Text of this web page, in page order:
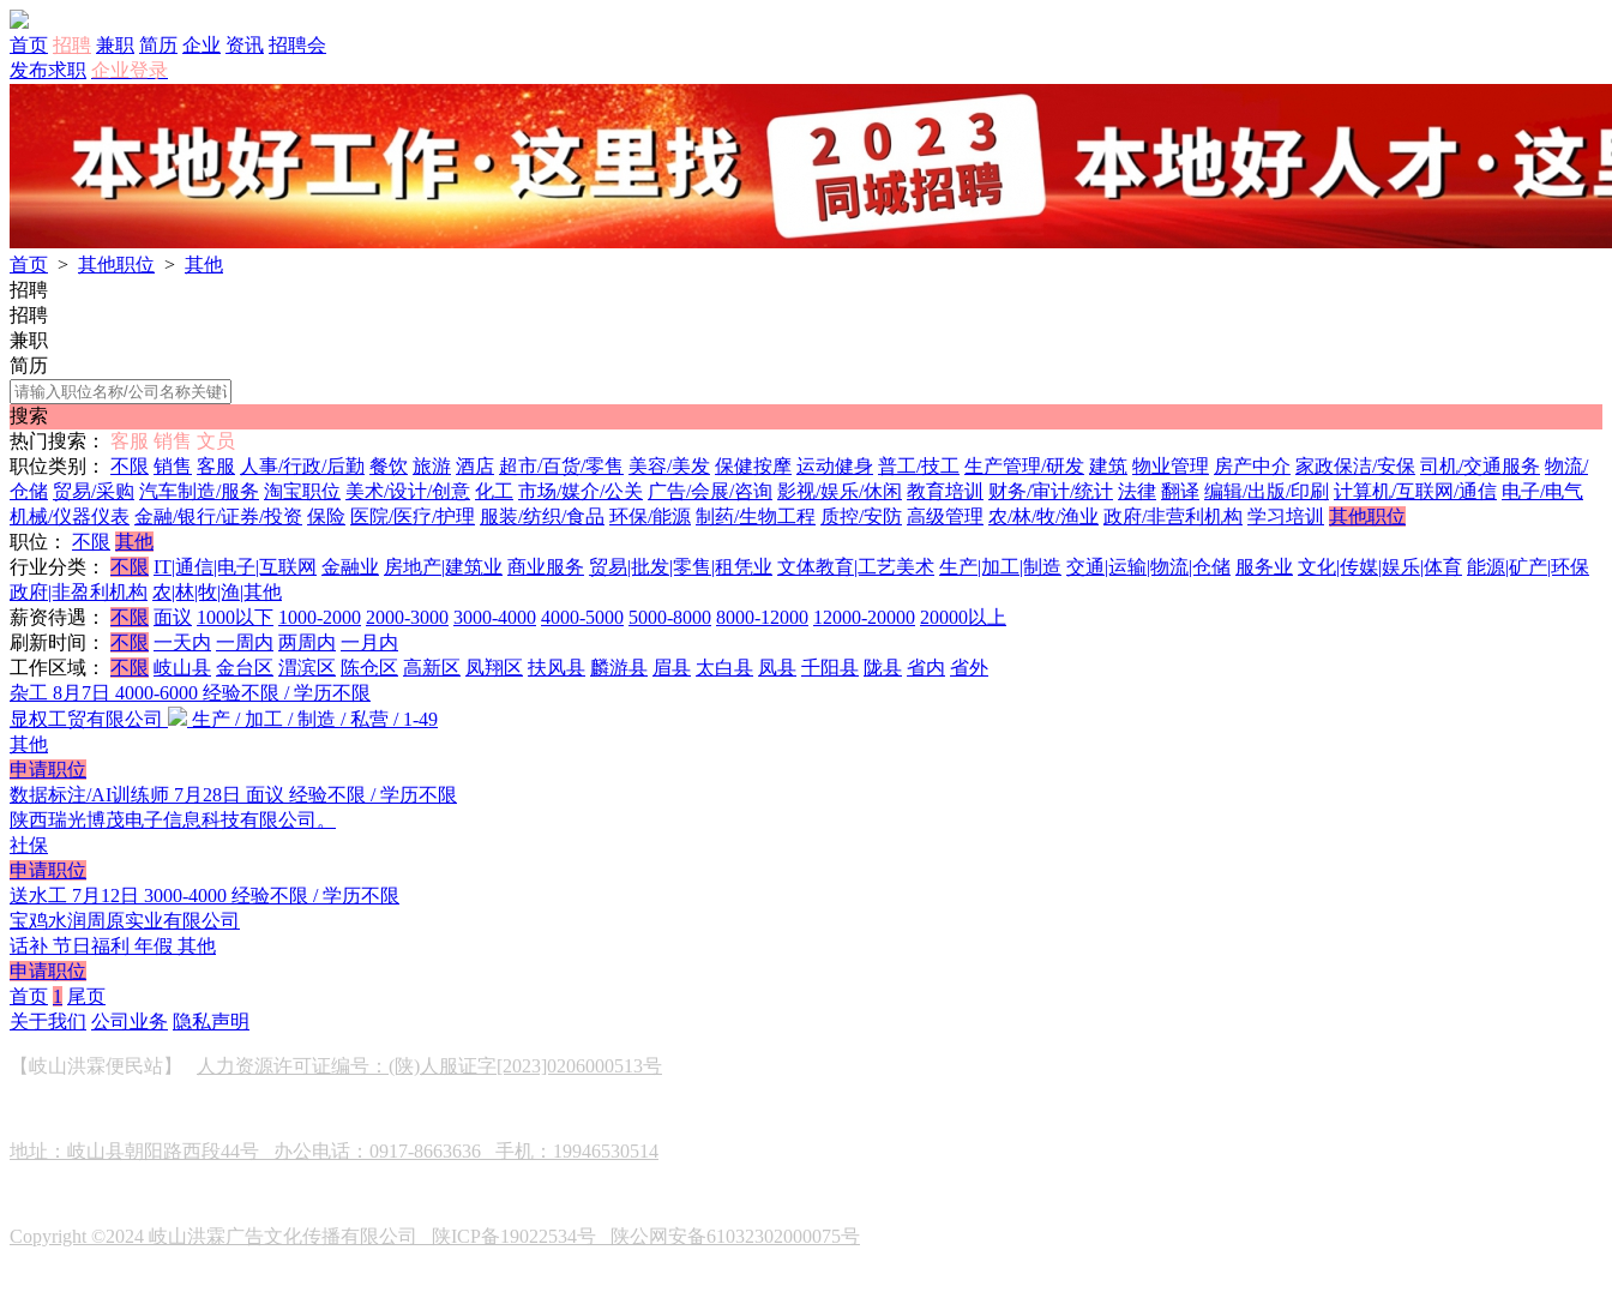
首页 招聘 兼职 简历 企业 资讯 招聘会
发布求职 企业登录
首页 > 其他职位 > 其他
招聘
招聘
兼职
简历
搜索
热门搜索：
客服 销售 文员
职位类别：
不限 销售 客服 人事/行政/后勤 餐饮 旅游 酒店 超市/百货/零售 美容/美发 保健按摩 运动健身 普工/技工 生产管理/研发 建筑 物业管理 房产中介 家政保洁/安保 司机/交通服务 物流/
仓储 贸易/采购 汽车制造/服务 淘宝职位 美术/设计/创意 化工 市场/媒介/公关 广告/会展/咨询 影视/娱乐/休闲 教育培训 财务/审计/统计 法律 翻译 编辑/出版/印刷 计算机/互联网/通信 电子/电气
机械/仪器仪表 金融/银行/证券/投资 保险 医院/医疗/护理 服装/纺织/食品 环保/能源 制药/生物工程 质控/安防 高级管理 农/林/牧/渔业 政府/非营利机构 学习培训 其他职位
职位：
不限 其他
行业分类：
不限 IT|通信|电子|互联网 金融业 房地产|建筑业 商业服务 贸易|批发|零售|租凭业 文体教育|工艺美术 生产|加工|制造 交通|运输|物流|仓储 服务业 文化|传媒|娱乐|体育 能源|矿产|环保
政府|非盈利机构 农|林|牧|渔|其他
薪资待遇：
不限 面议 1000以下 1000-2000 2000-3000 3000-4000 4000-5000 5000-8000 8000-12000 12000-20000 20000以上
刷新时间：
不限 一天内 一周内 两周内 一月内
工作区域：
不限 岐山县 金台区 渭滨区 陈仓区 高新区 凤翔区 扶风县 麟游县 眉县 太白县 凤县 千阳县 陇县 省内 省外
杂工 8月7日 4000-6000 经验不限 / 学历不限
显权工贸有限公司
生产 / 加工 / 制造 / 私营 / 1-49
其他
申请职位
数据标注/AI训练师 7月28日 面议 经验不限 / 学历不限
陕西瑞光博茂电子信息科技有限公司。
社保
申请职位
送水工 7月12日 3000-4000 经验不限 / 学历不限
宝鸡水润周原实业有限公司
话补 节日福利 年假 其他
申请职位
首页 1 尾页
关于我们 公司业务 隐私声明
【岐山洪霖便民站】 人力资源许可证编号：(陕)人服证字[2023]0206000513号
地址：岐山县朝阳路西段44号 办公电话：0917-8663636 手机：19946530514
Copyright ©2024 岐山洪霖广告文化传播有限公司 陕ICP备19022534号 陕公网安备61032302000075号